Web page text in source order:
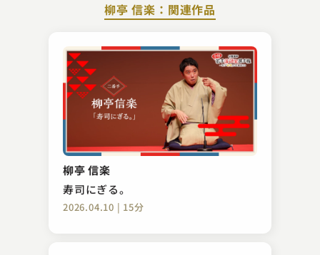
柳亭 信楽：関連作品
柳亭 信楽
寿司にぎる。
2026.04.10 | 15分
鰻屋
2023.04.23 | 13分